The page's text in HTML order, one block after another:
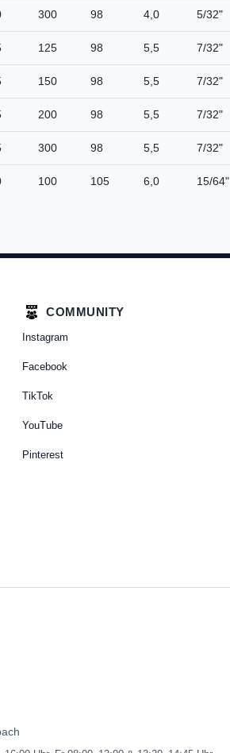
300 98 4,0 5/32"
125 98 5,5 7/32"
150 98 5,5 7/32"
200 98 5,5 7/32"
300 98 5,5 7/32"
100 105 6,0 15/64"
COMMUNITY
Instagram
Facebook
TikTok
YouTube
Pinterest